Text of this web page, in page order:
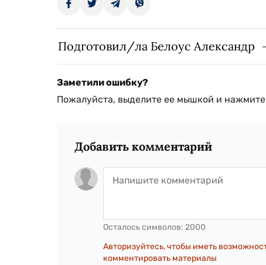
Подготовил/ла Белоус Александр
Заметили ошибку?
Пожалуйста, выделите ее мышкой и
Добавить комментарий
Осталось символов: 2000
Авторизуйтесь, чтобы иметь
комментировать материалы